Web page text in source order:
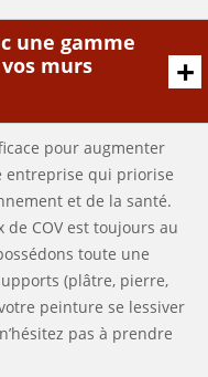
une gamme
murs
pour augmenter
entreprise qui priorise
et de la santé.
COV est toujours au
toute une
(plâtre, pierre,
peinture se lessiver
pas à prendre